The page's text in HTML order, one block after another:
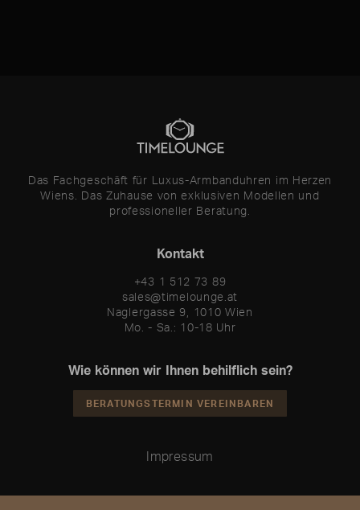
Das Fachgeschäft für Luxus-Armbanduhren im Herzen
Wiens. Das Zuhause von exklusiven Modellen und
professioneller Beratung.
Kontakt
+43 1 512 73 89
sales@timelounge.at
Naglergasse 9, 1010 Wien
Mo. - Sa.: 10-18 Uhr
Wie können wir Ihnen behilflich sein?
BERATUNGSTERMIN VEREINBAREN
Impressum